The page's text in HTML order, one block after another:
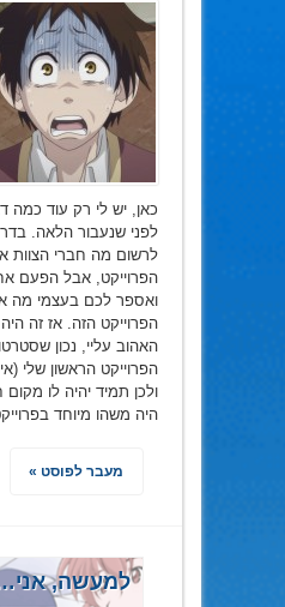
כאן, יש לי רק עוד כמה
לפני שנעבור הלאה.
לרשום מה חברי הצוות
הפרוייקט, אבל הפעם
ואספר לכם בעצמי מה
הפרוייקט הזה. אז זה
האהוב עליי, נכון
ולכן תמיד יהיה לו
היה משהו מיוחד
מעבר לפוסט »
למעשה,